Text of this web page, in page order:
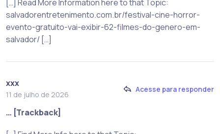
[…] Read More Information here to that Topic:
salvadorentretenimento.com.br/festival-cine-horror-
evento-gratuito-vai-exibir-62-filmes-do-genero-em-
salvador/ […]
xxx
11 de julho de 2026
Acesse para responder
… [Trackback]